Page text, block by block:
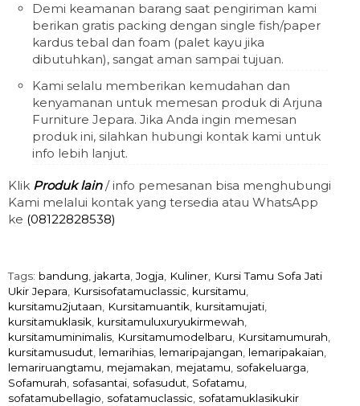
Demi keamanan barang saat pengiriman kami
berikan gratis packing dengan single fish/paper
kardus tebal dan foam (palet kayu jika
dibutuhkan), sangat aman sampai tujuan.
Kami selalu memberikan kemudahan dan
kenyamanan untuk memesan produk di Arjuna
Furniture Jepara. Jika Anda ingin memesan
produk ini, silahkan hubungi kontak kami untuk
info lebih lanjut.
Klik Produk lain / info pemesanan bisa menghubungi
Kami melalui kontak yang tersedia atau WhatsApp
ke (08122828538)
Tags: bandung, jakarta,Jogja, Kuliner, Kursi Tamu Sofa Jati
Ukir Jepara, Kursisofatamuclassic, kursitamu,
kursitamu2jutaan, Kursitamuantik, kursitamujati,
kursitamuklasik, kursitamuluxuryukirmewah,
kursitamuminimalis, Kursitamumodelbaru, Kursitamumurah,
kursitamusudut, lemarihias, lemaripajangan, lemaripakaian,
lemariruangtamu, mejamakan, mejatamu, sofakeluarga,
Sofamurah, sofasantai, sofasudut, Sofatamu,
sofatamubellagio, sofatamuclassic, sofatamuklasikukir